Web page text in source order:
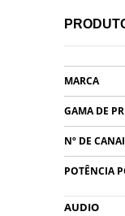
MARCA
GAMA DE
Nº DE
POTÊNCIA
AUDIO